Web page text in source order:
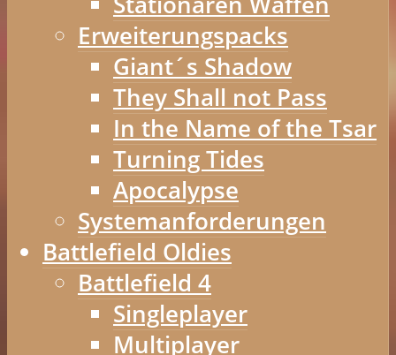
Erweiterungspacks
Giant´s Shadow
They Shall not Pass
In the Name of the Tsar
Turning Tides
Apocalypse
Systemanforderungen
Battlefield Oldies
Battlefield 4
Singleplayer
Multiplayer